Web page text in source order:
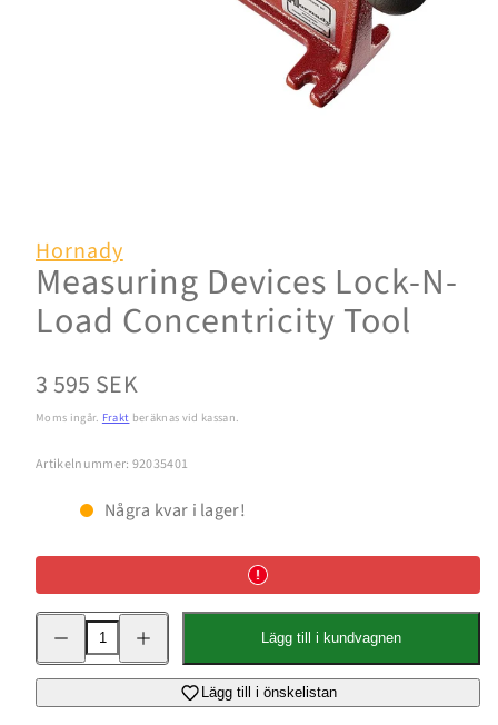
Hornady
Measuring Devices Lock-N-
Load Concentricity Tool
Normalpris
3 595 SEK
Moms ingår. Frakt beräknas vid kassan.
Artikelnummer: 92035401
Några kvar i lager!
Minska
kvantitet
Lock-
kvantitet
Lock-
Lägg till i kundvagnen
Lägg till i önskelistan